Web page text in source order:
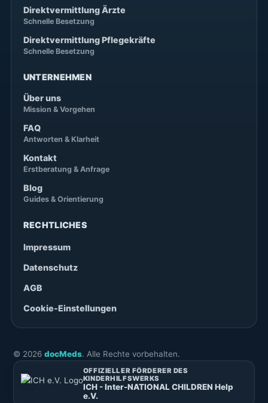
Direktvermittlung Ärzte
Schnelle Besetzung
Direktvermittlung Pflegekräfte
Schnelle Besetzung
UNTERNEHMEN
Über uns
Mission & Vorgehen
FAQ
Antworten & Klarheit
Kontakt
Erstberatung & Anfrage
Blog
Guides & Orientierung
RECHTLICHES
Impressum
Datenschutz
AGB
Cookie-Einstellungen
© 2026 docMeds. Alle Rechte vorbehalten.
OFFIZIELLER FÖRDERER DES
KINDERHILFSWERKS
ICH - Inter-NATIONAL CHILDREN Help
e.V.